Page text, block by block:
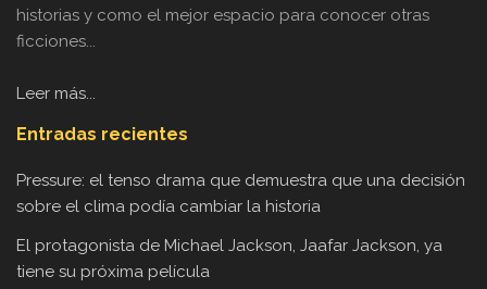
historias y como el mejor espacio para conocer otras
ficciones...
Leer más...
Entradas recientes
Pressure: el tenso drama que demuestra que una decisión
sobre el clima podía cambiar la historia
El protagonista de Michael Jackson, Jaafar Jackson, ya
tiene su próxima película